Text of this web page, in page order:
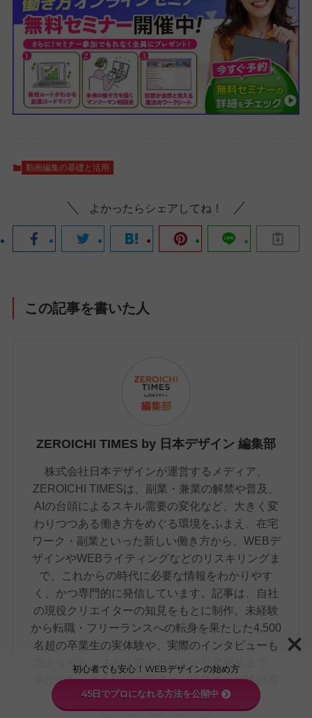
動画編集の基礎と活用
よかったらシェアしてね！
この記事を書いた人
ZEROICHI TIMES by 日本デザイン 編集部
株式会社日本デザインが運営するメディア、
ZEROICHI TIMESは、副業・兼業の解禁や普及、
AIの台頭によるスキル需要の変化など、大きく変
わりつつある働き方をめぐる環境をふまえ、在宅
ワーク・副業といった新しい働き方から、WEBデ
ザインやWEBライティングなどのリスキリングま
で、これからの時代に必要な情報をわかりやす
く、かつ専門的に発信しています。記事は、自社
の現役クリエイターの知見をもとに制作。未経験
から転職・フリーランスへの転身を果たした4,500
名超の卒業生の実体験や、実際のインタビューも
交えながら、スキル習得からキャリア形成まで、
学びのあらゆる段階で役立つ、正確で信頼性の高
い情報をお届けしています。
初心者でも安心！WEBデザインの始め方
45日でプロになれる方法を公開中